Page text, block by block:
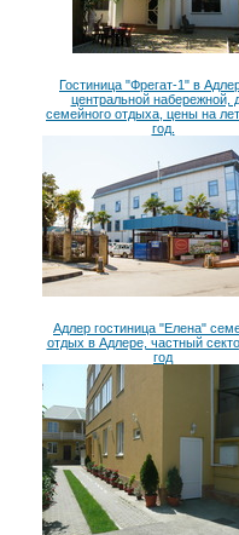
Гостиница "Фрегат-1" в
центральной набережной,
семейного отдыха, цены на
год.
Адлер гостиница "Елена"
отдых в Адлере, частный
год